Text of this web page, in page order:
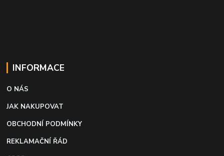
INFORMACE
O NÁS
JAK NAKUPOVAT
OBCHODNÍ PODMÍNKY
REKLAMAČNÍ ŘÁD